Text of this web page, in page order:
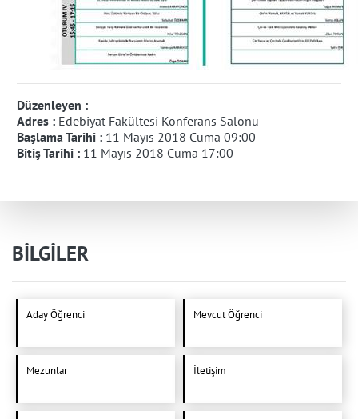
Düzenleyen :
Adres : Edebiyat Fakültesi Konferans Salonu
Başlama Tarihi : 11 Mayıs 2018 Cuma 09:00
Bitiş Tarihi : 11 Mayıs 2018 Cuma 17:00
BİLGİLER
Aday Öğrenci Mevcut Öğrenci
Mezunlar İletişim